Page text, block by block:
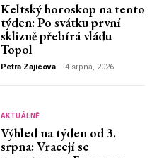
Keltský horoskop na tento
týden: Po svátku první
sklizně přebírá vládu
Topol
Petra Zajícova - 4 srpna, 2026
AKTUÁLNĚ
Výhled na týden od 3.
srpna: Vracejí se